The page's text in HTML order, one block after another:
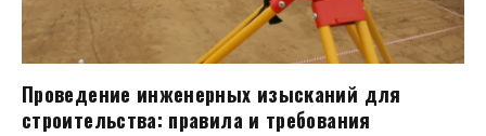
Проведение инженерных изысканий для
строительства: правила и требования